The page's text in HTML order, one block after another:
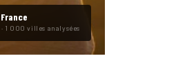
1 000 villes analysées